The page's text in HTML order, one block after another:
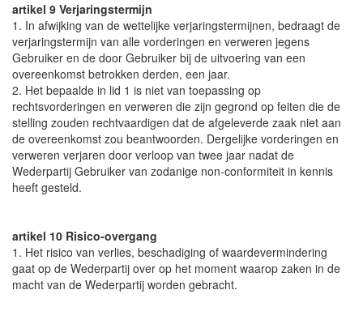
artikel 9 Verjaringstermijn
1. In afwijking van de wettelijke verjaringstermijnen, bedraagt de
verjaringstermijn van alle vorderingen en verweren jegens
Gebruiker en de door Gebruiker bij de uitvoering van een
overeenkomst betrokken derden, een jaar.
2. Het bepaalde in lid 1 is niet van toepassing op
rechtsvorderingen en verweren die zijn gegrond op feiten die de
stelling zouden rechtvaardigen dat de afgeleverde zaak niet aan
de overeenkomst zou beantwoorden. Dergelijke vorderingen en
verweren verjaren door verloop van twee jaar nadat de
Wederpartij Gebruiker van zodanige non-conformiteit in kennis
heeft gesteld.
artikel 10 Risico-overgang
1. Het risico van verlies, beschadiging of waardevermindering
gaat op de Wederpartij over op het moment waarop zaken in de
macht van de Wederpartij worden gebracht.